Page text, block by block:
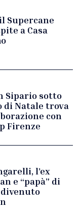
Supercane
a Casa
Sipario sotto
di Natale trova
con
Firenze
l’ex
e “papà” di